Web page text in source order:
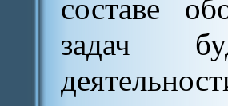
составе
задач